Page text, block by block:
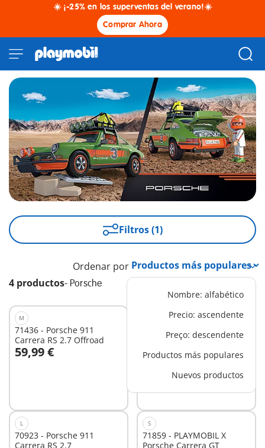
☀️ ¡-25% en los superventas del verano!☀️
Comprar Ahora
Filtros (1)
4 productos- Porsche
Ordenar por
Nombre: alfabético
Precio: ascendente
Preço: descendente
Productos más populares
Nuevos productos
M
71436 - Porsche 911
Carrera RS 2.7 Offroad
59,99 €
A la cesta
70067 - Porsche 911
Carrera 4S Policía
59,99 €
A la cesta
L
70923 - Porsche 911
Carrera RS 2.7
S
71859 - PLAYMOBIL X
Porsche Carrera GT